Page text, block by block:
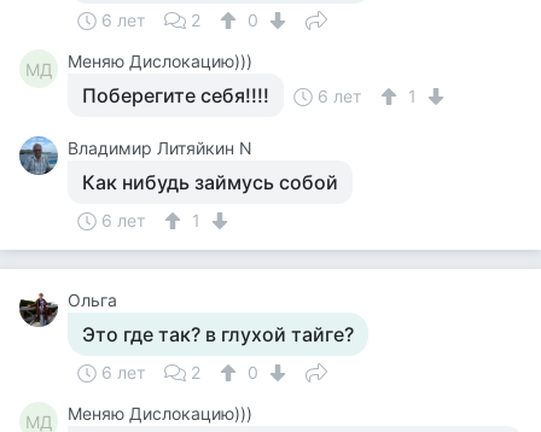
6 лет 2 0
МД Меняю Дислокацию)))
Поберегите себя!!!! 6 лет 1
Владимир Литяйкин N
Как нибудь займусь собой
6 лет 1
Ольга
Это где так? в глухой тайге?
6 лет 2 0
МД Меняю Дислокацию)))